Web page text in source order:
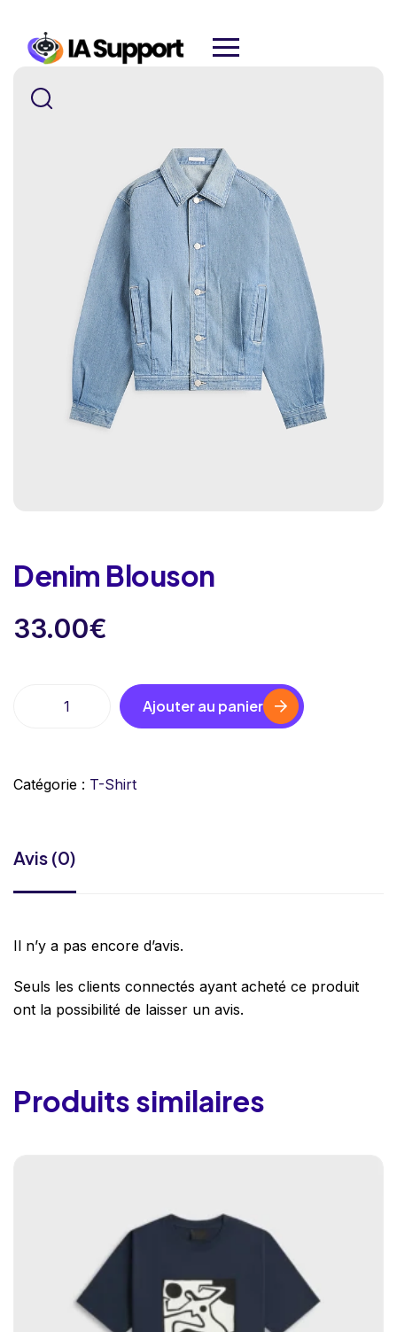
Denim Blouson
33.00€
Ajouter au panier
Catégorie : T-Shirt
Avis (0)
Il n’y a pas encore d’avis.
Seuls les clients connectés ayant acheté ce produit
ont la possibilité de laisser un avis.
Produits similaires